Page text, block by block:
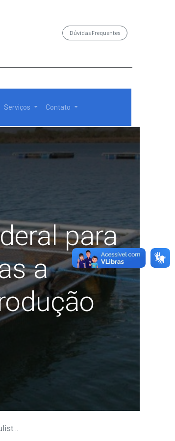
Dúvidas Frequentes
Serviços Contato
para
a